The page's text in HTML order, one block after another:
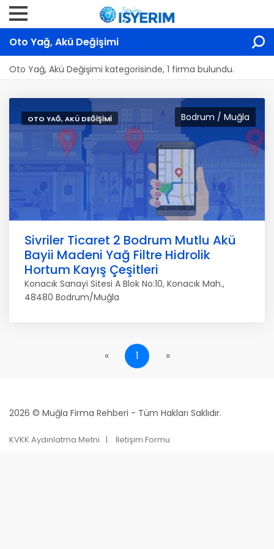
Oto Yağ, Akü Değişimi
Oto Yağ, Akü Değişimi kategorisinde, 1 firma bulundu.
Bodrum / Muğla
OTO YAĞ, AKÜ DEĞIŞIMI
Sivriler Ticaret 2 Bodrum Mutlu Akü
Bayii Madeni Yağ Filtre Hidrolik
Hortum Kayış Çeşitleri
Konacık Sanayi Sitesi A Blok No:10, Konacık Mah.,
48480 Bodrum/Muğla
« 1 »
2026 © Muğla Firma Rehberi - Tüm Hakları Saklıdır.
KVKK Aydınlatma Metni İletişim Formu